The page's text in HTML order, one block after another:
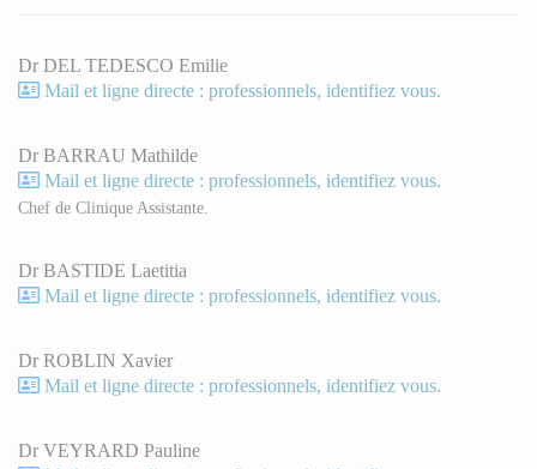
Dr DEL TEDESCO Emilie
Mail et ligne directe : professionnels, identifiez vous.
Dr BARRAU Mathilde
Mail et ligne directe : professionnels, identifiez vous.
Chef de Clinique Assistante.
Dr BASTIDE Laetitia
Mail et ligne directe : professionnels, identifiez vous.
Dr ROBLIN Xavier
Mail et ligne directe : professionnels, identifiez vous.
Dr VEYRARD Pauline